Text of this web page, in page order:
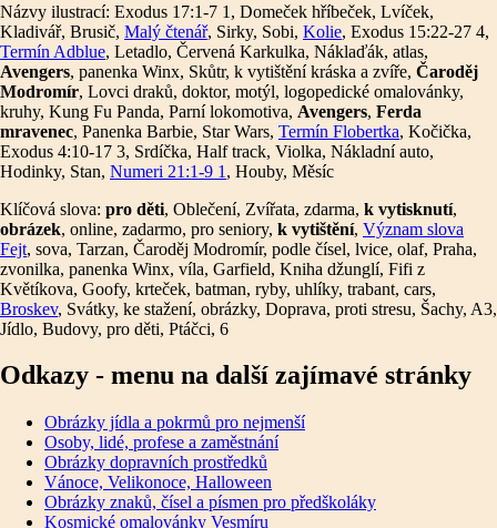
Názvy ilustrací: Exodus 17:1-7 1, Domeček hříbeček, Lvíček,
Kladivář, Brusič, Malý čtenář, Sirky, Sobi, Kolie, Exodus 15:22-27 4,
Termín Adblue, Letadlo, Červená Karkulka, Náklaďák, atlas,
Avengers, panenka Winx, Skůtr, k vytištění kráska a zvíře, Čaroděj
Modromír, Lovci draků, doktor, motýl, logopedické omalovánky,
kruhy, Kung Fu Panda, Parní lokomotiva, Avengers, Ferda
mravenec, Panenka Barbie, Star Wars, Termín Flobertka, Kočička,
Exodus 4:10-17 3, Srdíčka, Half track, Violka, Nákladní auto,
Hodinky, Stan, Numeri 21:1-9 1 , Houby, Měsíc
Klíčová slova: pro děti, Oblečení, Zvířata, zdarma, k vytisknutí,
obrázek, online, zadarmo, pro seniory, k vytištění, Význam slova
Fejt, sova, Tarzan, Čaroděj Modromír, podle čísel, lvice, olaf, Praha,
zvonilka, panenka Winx, víla, Garfield, Kniha džunglí, Fifi z
Květíkova, Goofy, krteček, batman, ryby, uhlíky, trabant, cars,
Broskev, Svátky, ke stažení, obrázky, Doprava, proti stresu, Šachy, A3,
Jídlo, Budovy, pro děti, Ptáčci, 6
Odkazy - menu na další zajímavé stránky
Obrázky jídla a pokrmů pro nejmenší
Osoby, lidé, profese a zaměstnání
Obrázky dopravních prostředků
Vánoce, Velikonoce, Halloween
Obrázky znaků, čísel a písmen pro předškoláky
Kosmické omalovánky Vesmíru